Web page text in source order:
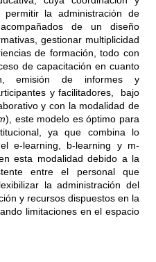
permitir la administración de
de un diseño
gestionar multiplicidad
de formación, todo con
de capacitación en cuanto
emisión de informes y
y facilitadores, bajo
y con la modalidad de
), este modelo es óptimo para
ya que combina lo
e-learning, b-learning y m-
esta modalidad debido a la
entre el personal que
la administración del
y recursos dispuestos en la
limitaciones en el espacio